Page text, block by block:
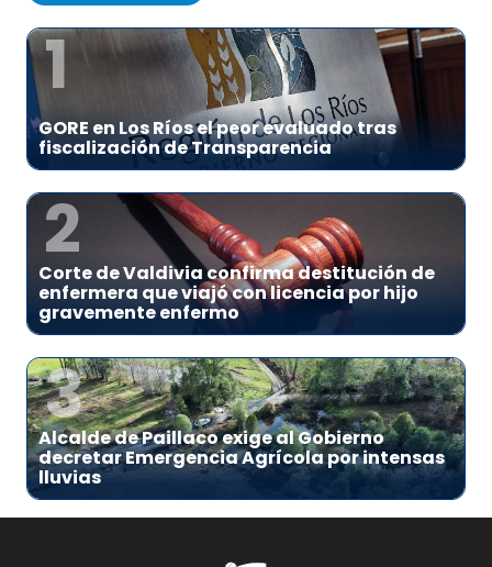
1
GORE en Los Ríos el peor evaluado tras
fiscalización de Transparencia
2
Corte de Valdivia confirma destitución de
enfermera que viajó con licencia por hijo
gravemente enfermo
3
Alcalde de Paillaco exige al Gobierno
decretar Emergencia Agrícola por intensas
lluvias